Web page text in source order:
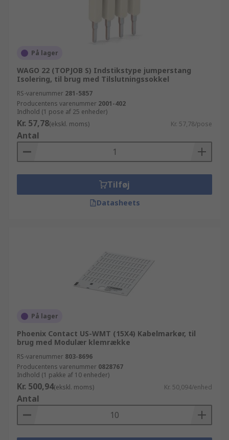
På lager
WAGO 22 (TOPJOB S) Indstikstype jumperstang
Isolering, til brug med Tilslutningssokkel
RS-varenummer 281-5857
Producentens varenummer 2001-402
Indhold (1 pose af 25 enheder)
Kr. 57,78(ekskl. moms) Kr. 57,78/pose
Antal
Tilføj
Datasheets
På lager
Phoenix Contact US-WMT (15X4) Kabelmarkør, til
brug med Modulær klemrække
RS-varenummer 803-8696
Producentens varenummer 0828767
Indhold (1 pakke af 10 enheder)
Kr. 500,94(ekskl. moms) Kr. 50,094/enhed
Antal